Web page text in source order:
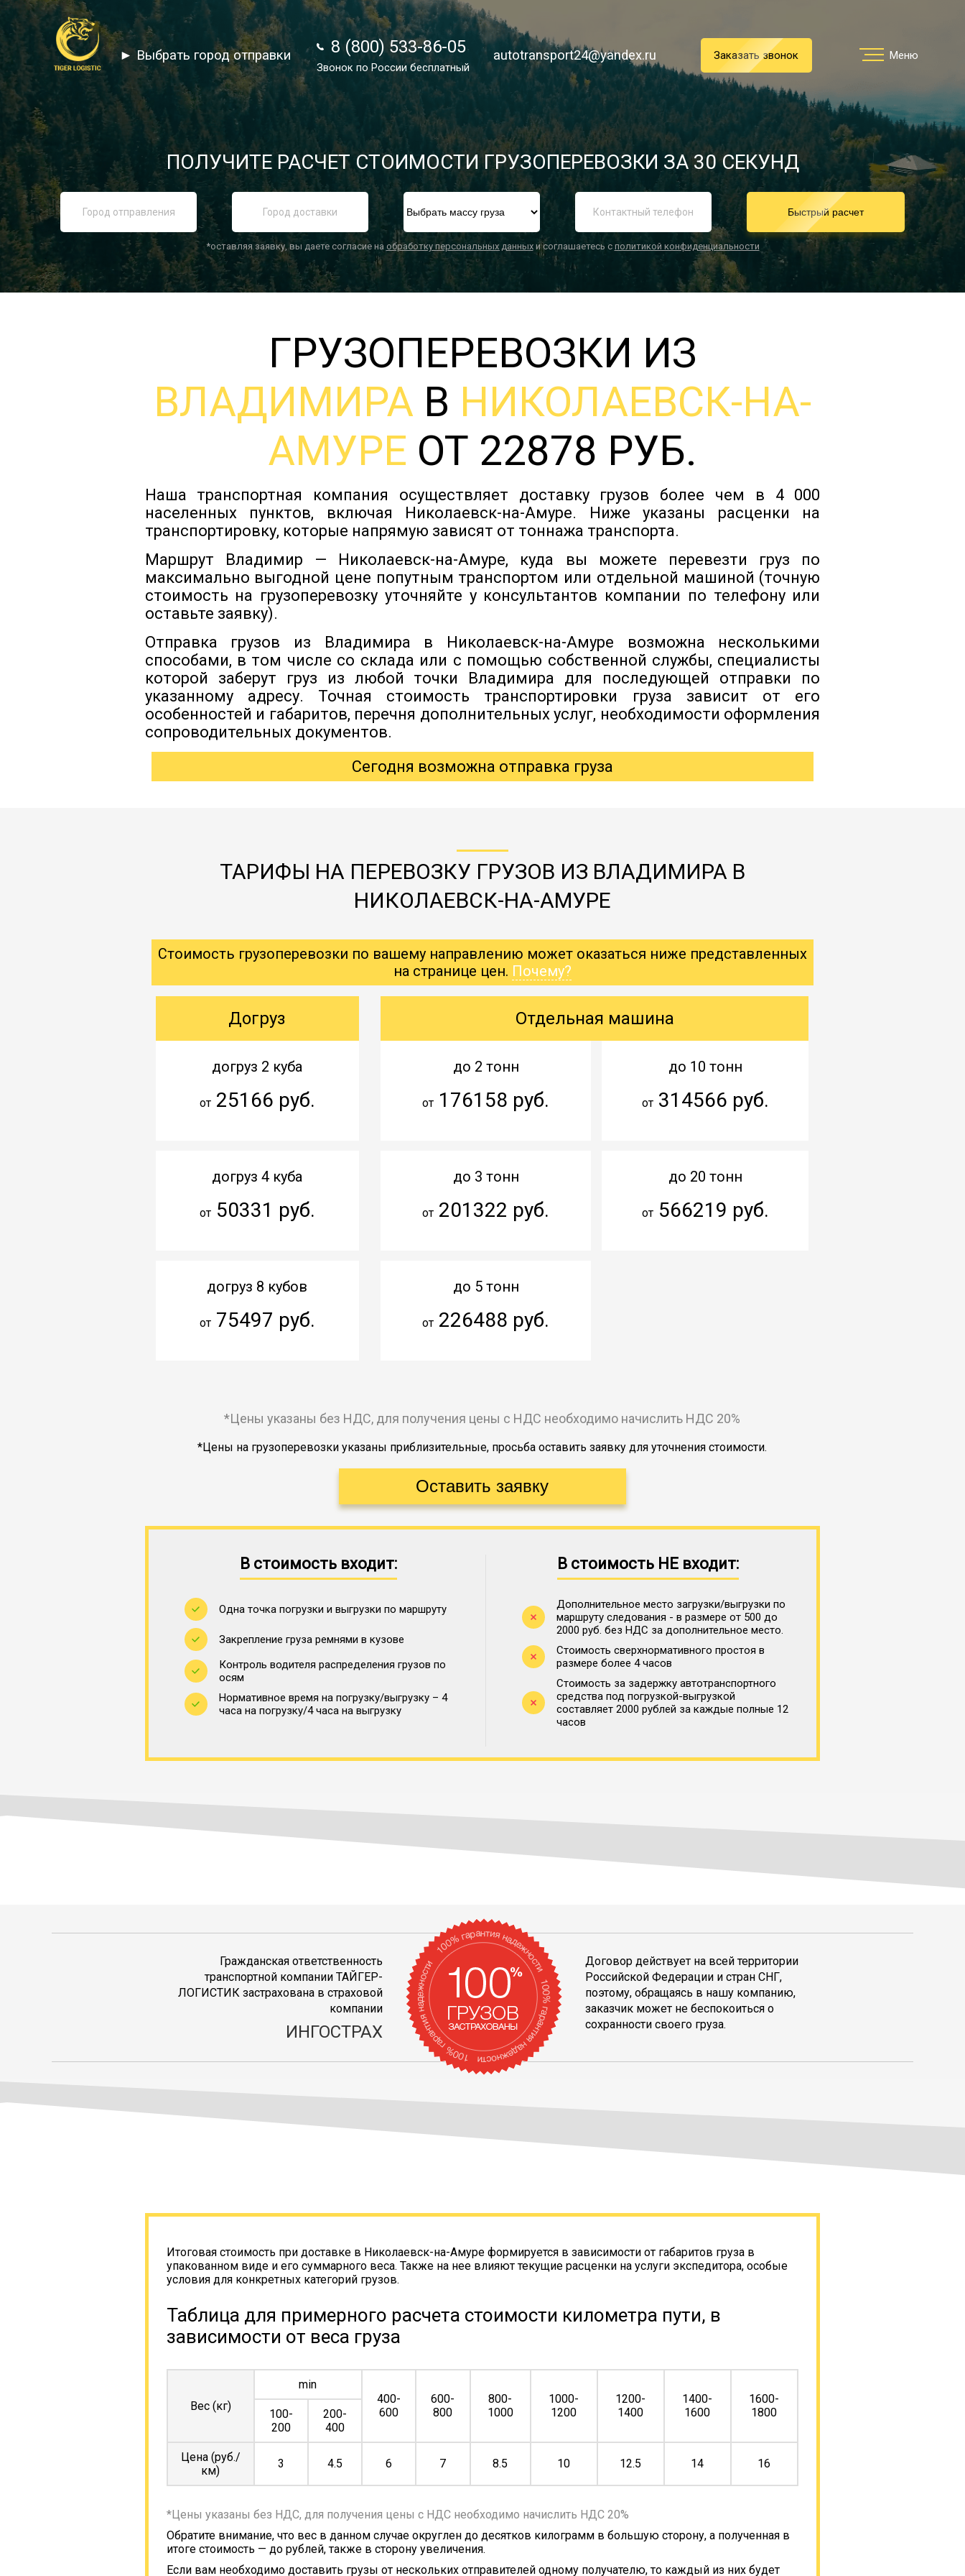
8 (800) 533-86-05
Звонок по России бесплатный
autotransport24@yandex.ru Заказать звонок Меню
Услуги
Преимущества
О компании
Отзывы
Новости
Документы
Контакты
► Выбрать город отправки 8 (800) 533-86-05
Звонок по России бесплатный
autotransport24@yandex.ru Заказать звонок Меню
ПОЛУЧИТЕ РАСЧЕТ СТОИМОСТИ ГРУЗОПЕРЕВОЗКИ ЗА 30 СЕКУНД
Быстрый расчет
*оставляя заявку, вы даете согласие на обработку персональных данныхи соглашаетесь с политикой конфиденциальности
ГРУЗОПЕРЕВОЗКИ ИЗ
ВЛАДИМИРА В НИКОЛАЕВСК-НА-
АМУРЕ ОТ 22878 РУБ.
Наша транспортная компания осуществляет доставку грузов более чем в 4 000
населенных пунктов, включая Николаевск-на-Амуре. Ниже указаны расценки на
транспортировку, которые напрямую зависят от тоннажа транспорта.
Маршрут Владимир — Николаевск-на-Амуре, куда вы можете перевезти груз по
максимально выгодной цене попутным транспортом или отдельной машиной (точную
стоимость на грузоперевозку уточняйте у консультантов компании по телефону или
оставьте заявку).
Отправка грузов из Владимира в Николаевск-на-Амуре возможна несколькими
способами, в том числе со склада или с помощью собственной службы, специалисты
которой заберут груз из любой точки Владимира для последующей отправки по
указанному адресу. Точная стоимость транспортировки груза зависит от его
особенностей и габаритов, перечня дополнительных услуг, необходимости оформления
сопроводительных документов.
Сегодня возможна отправка груза
ТАРИФЫ НА ПЕРЕВОЗКУ ГРУЗОВ ИЗ ВЛАДИМИРА В
НИКОЛАЕВСК-НА-АМУРЕ
Стоимость грузоперевозки по вашему направлению может оказаться ниже представленных
на странице цен. Почему?
Догруз
догруз 2 куба
от25166 руб.
догруз 4 куба
от50331 руб.
догруз 8 кубов
от75497 руб.
Отдельная машина
до 2 тонн
от 176158 руб.
до 3 тонн
от 201322 руб.
до 5 тонн
от 226488 руб.
до 10 тонн
от314566 руб.
до 20 тонн
от566219 руб.
*Цены указаны без НДС, для получения цены с НДС необходимо начислить НДС 20%
*Цены на грузоперевозки указаны приблизительные, просьба оставить заявку для уточнения стоимости.
В стоимость входит:
Одна точка погрузки и выгрузки по маршруту
Закрепление груза ремнями в кузове
Контроль водителя распределения грузов по
осям
Нормативное время на погрузку/выгрузку – 4
часа на погрузку/4 часа на выгрузку
В стоимость НЕ входит:
Дополнительное место загрузки/выгрузки по
маршруту следования - в размере от 500 до
2000 руб. без НДС за дополнительное место.
Стоимость сверхнормативного простоя в
размере более 4 часов
Стоимость за задержку автотранспортного
средства под погрузкой-выгрузкой
составляет 2000 рублей за каждые полные 12
часов
Гражданская ответственность
транспортной компании ТАЙГЕР-
ЛОГИСТИК застрахована в страховой
компании
ИНГОСТРАХ
Договор действует на всей территории
Российской Федерации и стран СНГ,
поэтому, обращаясь в нашу компанию,
заказчик может не беспокоиться о
сохранности своего груза.
Итоговая стоимость при доставке в Николаевск-на-Амуре формируется в зависимости от габаритов груза в
упакованном виде и его суммарного веса. Также на нее влияют текущие расценки на услуги экспедитора, особые
условия для конкретных категорий грузов.
Таблица для примерного расчета стоимости километра пути, в
зависимости от веса груза
Вес (кг)
min
400-
600
600-
800
800-
1000
1000-
1200
1200-
1400
1400-
1600
1600-
1800
100-
200
200-
400
Цена (руб./
км)
3 4.5 6 7 8.5 10 12.5 14 16
*Цены указаны без НДС, для получения цены с НДС необходимо начислить НДС 20%
Обратите внимание, что вес в данном случае округлен до десятков килограмм в большую сторону, а полученная в
итоге стоимость — до рублей, также в сторону увеличения.
Если вам необходимо доставить грузы от нескольких отправителей одному получателю, то каждый из них будет